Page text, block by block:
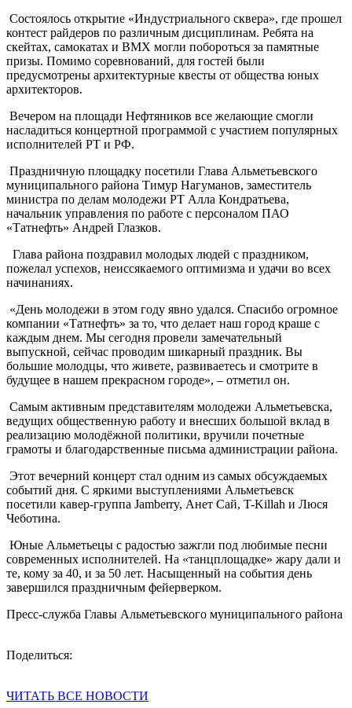
Состоялось открытие «Индустриального сквера», где прошел
контест райдеров по различным дисциплинам. Ребята на
скейтах, самокатах и BMX могли побороться за памятные
призы. Помимо соревнований, для гостей были
предусмотрены архитектурные квесты от общества юных
архитекторов.
Вечером на площади Нефтяников все желающие смогли
насладиться концертной программой с участием популярных
исполнителей РТ и РФ.
Праздничную площадку посетили Глава Альметьевского
муниципального района Тимур Нагуманов, заместитель
министра по делам молодежи РТ Алла Кондратьева,
начальник управления по работе с персоналом ПАО
«Татнефть» Андрей Глазков.
Глава района поздравил молодых людей с праздником,
пожелал успехов, неиссякаемого оптимизма и удачи во всех
начинаниях.
«День молодежи в этом году явно удался. Спасибо огромное
компании «Татнефть» за то, что делает наш город краше с
каждым днем. Мы сегодня провели замечательный
выпускной, сейчас проводим шикарный праздник. Вы
большие молодцы, что живете, развиваетесь и смотрите в
будущее в нашем прекрасном городе», – отметил он.
Самым активным представителям молодежи Альметьевска,
ведущих общественную работу и внесших большой вклад в
реализацию молодёжной политики, вручили почетные
грамоты и благодарственные письма администрации района.
Этот вечерний концерт стал одним из самых обсуждаемых
событий дня. С яркими выступлениями Альметьевск
посетили кавер-группа Jamberry, Анет Сай, T-Killah и Люся
Чеботина.
Юные Альметьецы с радостью зажгли под любимые песни
современных исполнителей. На «танцплощадке» жару дали и
те, кому за 40, и за 50 лет. Насыщенный на события день
завершился праздничным фейерверком.
Пресс-служба Главы Альметьевского муниципального района
Поделиться:
ЧИТАТЬ ВСЕ НОВОСТИ